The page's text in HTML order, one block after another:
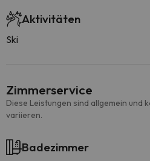
Aktivitäten
Ski
Zimmerservice
Diese Leistungen sind allgemein und
variieren.
Badezimmer